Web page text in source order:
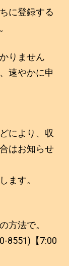
に登録する
りません
速やかに申
により、収
はお知らせ
ます。
方法で。
8551)【7:00